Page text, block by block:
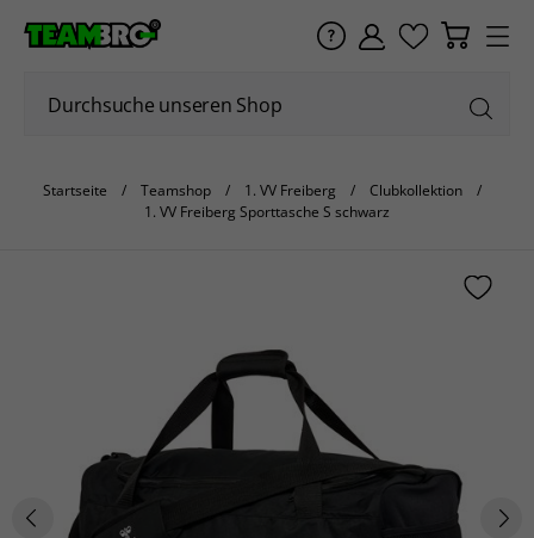
Startseite Teamshop 1. VV Freiberg
Clubkollektion
1. VV Freiberg Sporttasche S schwarz